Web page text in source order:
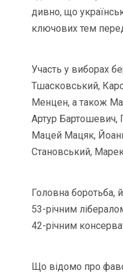
дивно, що
ключових тем
Участь у виборах
Тшасковський,
Менцен, а також
Артур Бартошевич,
Мацей Мацяк,
Становський,
Головна боротьба,
53-річним
42-річним
Що відомо про